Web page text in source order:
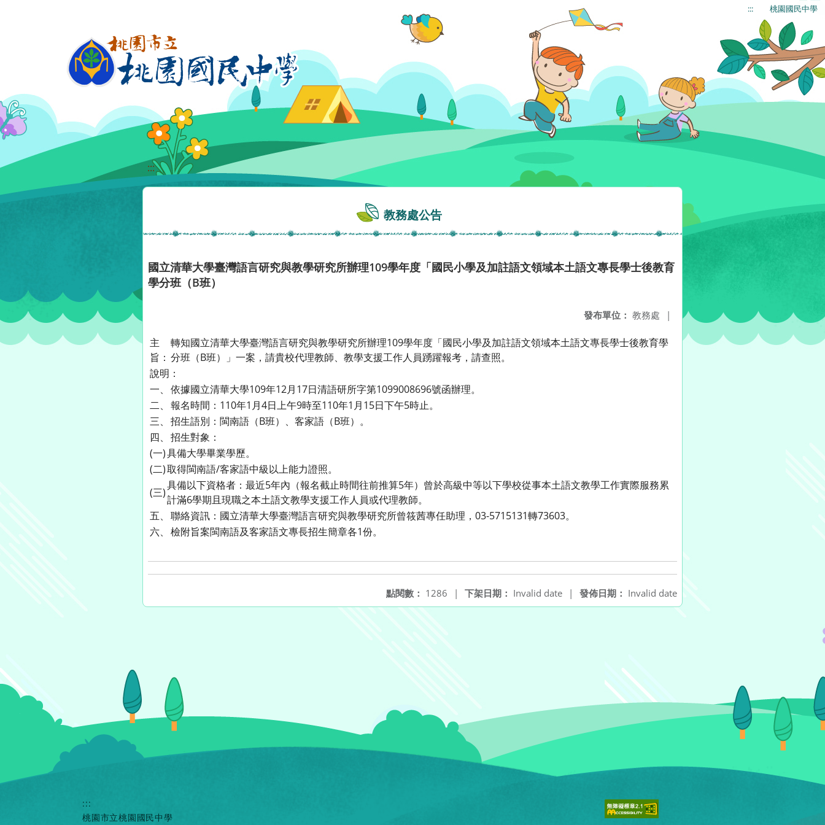
::: 桃園國民中學
:::
教務處公告
國立清華大學臺灣語言研究與教學研究所辦理109學年度「國民小學及加註語文領域本土語文專長學士後教育
學分班（B班）
發布單位： 教務處 |
主
旨：
轉知國立清華大學臺灣語言研究與教學研究所辦理109學年度「國民小學及加註語文領域本土語文專長學士後教育學
分班（B班）」一案，請貴校代理教師、教學支援工作人員踴躍報考，請查照。
說明：
一、 依據國立清華大學109年12月17日清語研所字第1099008696號函辦理。
二、 報名時間：110年1月4日上午9時至110年1月15日下午5時止。
三、 招生語別：閩南語（B班）、客家語（B班）。
四、 招生對象：
(一)具備大學畢業學歷。
(二)取得閩南語/客家語中級以上能力證照。
(三)
具備以下資格者：最近5年內（報名截止時間往前推算5年）曾於高級中等以下學校從事本土語文教學工作實際服務累
計滿6學期且現職之本土語文教學支援工作人員或代理教師。
五、 聯絡資訊：國立清華大學臺灣語言研究與教學研究所曾筱茜專任助理，03-5715131轉73603。
六、 檢附旨案閩南語及客家語文專長招生簡章各1份。
發佈日期： Invalid date
下架日期： Invalid date |
點閱數： 1286 |
:::
桃園市立桃園國民中學